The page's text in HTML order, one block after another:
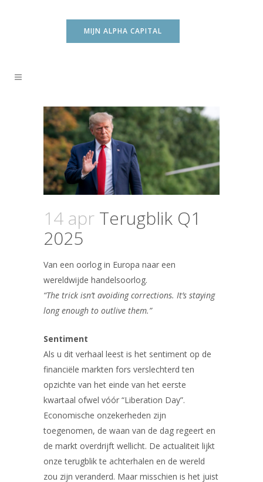
MIJN ALPHA CAPITAL
14 apr Terugblik Q1
2025
Van een oorlog in Europa naar een
wereldwijde handelsoorlog.
“The trick isn’t avoiding corrections. It’s staying
long enough to outlive them.”
Sentiment
Als u dit verhaal leest is het sentiment op de
financiële markten fors verslechterd ten
opzichte van het einde van het eerste
kwartaal ofwel vóór “Liberation Day”.
Economische onzekerheden zijn
toegenomen, de waan van de dag regeert en
de markt overdrijft wellicht. De actualiteit lijkt
onze terugblik te achterhalen en de wereld
zou zijn veranderd. Maar misschien is het juist